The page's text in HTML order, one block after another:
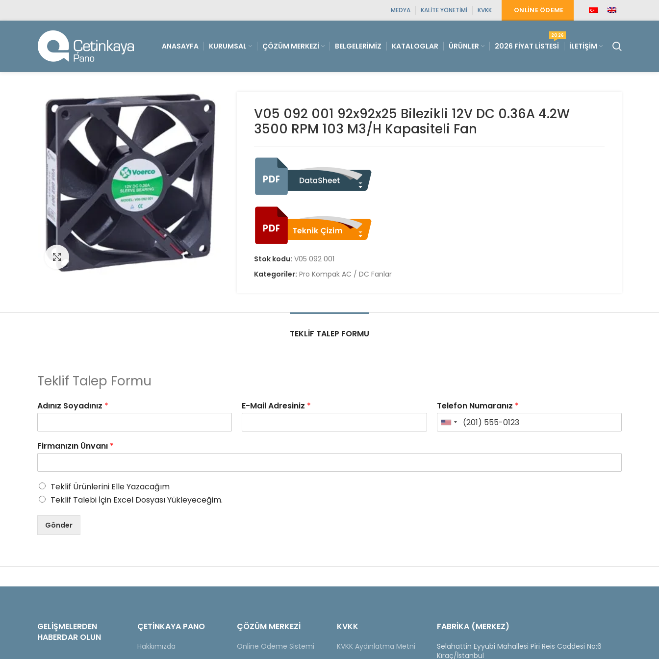
MEDYA KALITE YÖNETIMI KVKK ONLINE ÖDEME
ANASAYFA KURUMSAL ÇÖZÜM MERKEZI BELGELERIMIZ KATALOGLAR ÜRÜNLER 2026 FIYAT LISTESI
2026
İLETIŞIM
Click to enlarge
V05 092 001 92x92x25 Bilezikli 12V DC 0.36A 4.2W
3500 RPM 103 M3/H Kapasiteli Fan
Stok kodu: V05 092 001
Kategoriler: Pro Kompak AC / DC Fanlar
TEKLIF TALEP FORMU
Teklif Talep Formu
Adınız Soyadınız * E-Mail Adresiniz * Telefon Numaranız *
Firmanızın Ünvanı *
Teklif Ürünlerini Elle Yazacağım
Teklif Talebi İçin Excel Dosyası Yükleyeceğim.
Gönder
GELIŞMELERDEN
HABERDAR OLUN
ÇETINKAYA PANO
Hakkımızda
ÇÖZÜM MERKEZİ
Online Ödeme Sistemi
KVKK
KVKK Aydınlatma Metni
FABRİKA (MERKEZ)
Selahattin Eyyubi Mahallesi Piri Reis Caddesi No:6
Kıraç/İstanbul